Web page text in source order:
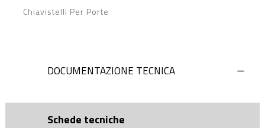
Chiavistelli Per Porte
DOCUMENTAZIONE TECNICA
Schede tecniche